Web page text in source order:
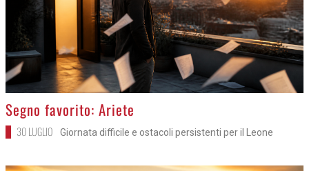
>
Segno favorito: Ariete
30 LUGLIO Giornata difficile e ostacoli persistenti per il Leone